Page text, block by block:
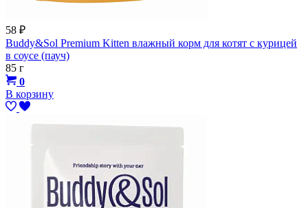
58 ₽
Buddy&Sol Premium Kitten влажный корм для котят с курицей
в соусе (пауч)
85 г
0
В корзину